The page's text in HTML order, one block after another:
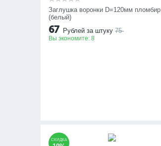
Заглушка воронки D=120мм пломбир
(белый)
67 Рублей за штуку 75
Вы экономите: 8
СКИДКА